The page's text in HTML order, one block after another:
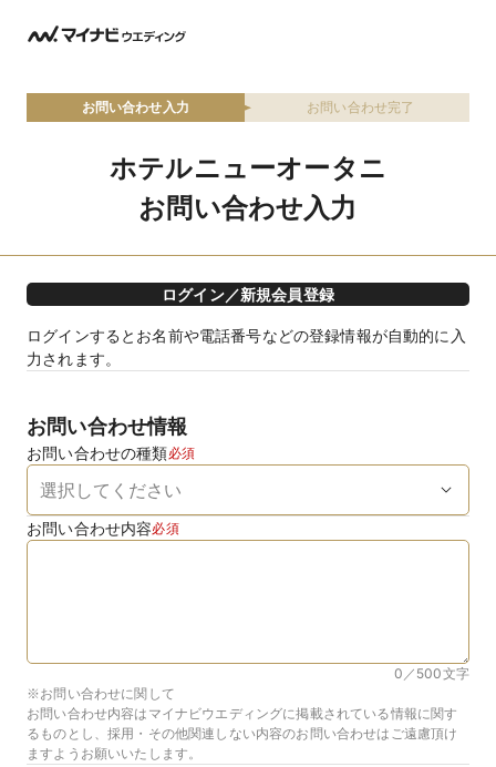
お問い合わせ入力 お問い合わせ完了
ホテルニューオータニ
お問い合わせ入力
ログイン／新規会員登録
ログインするとお名前や電話番号などの登録情報が自動的に入
力されます。
お問い合わせ情報
お問い合わせの種類必須
お問い合わせ内容必須
0／500文字
※お問い合わせに関して
お問い合わせ内容はマイナビウエディングに掲載されている情報に関す
るものとし、採用・その他関連しない内容のお問い合わせはご遠慮頂け
ますようお願いいたします。